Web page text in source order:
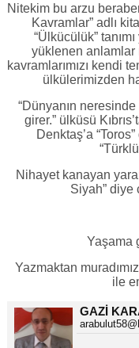
Nitekim bu arzu
Kavramlar” adlı
“Ülkücülük”
yüklenen anlamlar
kavramlarımızı kendi
ülkülerimizden
“Dünyanın
girer.” ülküsü
Denktaş’a
Nihayet kanayan
Siyah” diye
Yaşama
Yazmaktan
ile
GAZI